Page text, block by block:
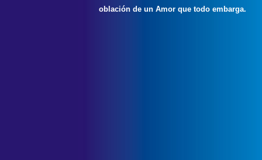
oblación de un Amor que todo embarga.